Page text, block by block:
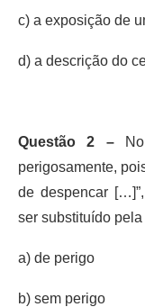
c) a exposição de
d) a descrição do
Questão 2 –No
perigosamente,
de despencar
ser substituído
a) de perigo
b) sem perigo